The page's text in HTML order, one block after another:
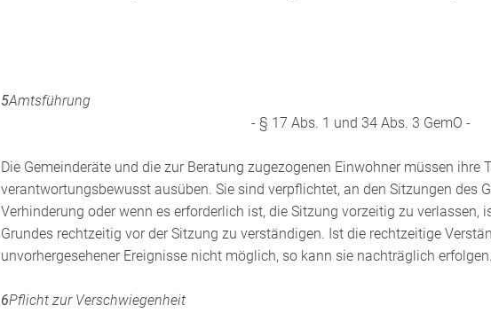
5Amtsführung
- § 17 Abs. 1 und 34 Abs. 3 GemO -
Die Gemeinderäte und die zur Beratung zugezogenen Einwohner müssen ihre
verantwortungsbewusst ausüben. Sie sind verpflichtet, an den Sitzungen des
Verhinderung oder wenn es erforderlich ist, die Sitzung vorzeitig zu verlassen,
Grundes rechtzeitig vor der Sitzung zu verständigen. Ist die rechtzeitige
unvorhergesehener Ereignisse nicht möglich, so kann sie nachträglich erfolgen.
6Pflicht zur Verschwiegenheit